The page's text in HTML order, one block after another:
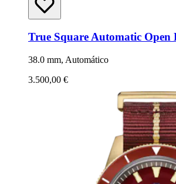
True Square Automatic Open
38.0 mm, Automático
3.500,00 €